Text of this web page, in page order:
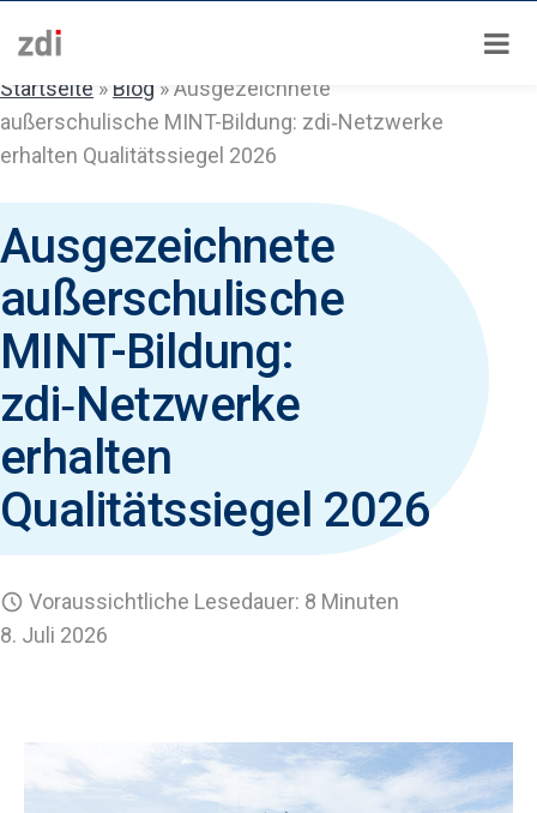
Inhalt
springen
Startseite » Blog »Ausgezeichnete
außerschulische MINT-Bildung: zdi‑Netzwerke
erhalten Qualitätssiegel 2026
Ausgezeichnete
außerschulische
MINT-Bildung:
zdi‑Netzwerke
erhalten
Qualitätssiegel 2026
Voraussichtliche Lesedauer: 8 Minuten
8. Juli 2026